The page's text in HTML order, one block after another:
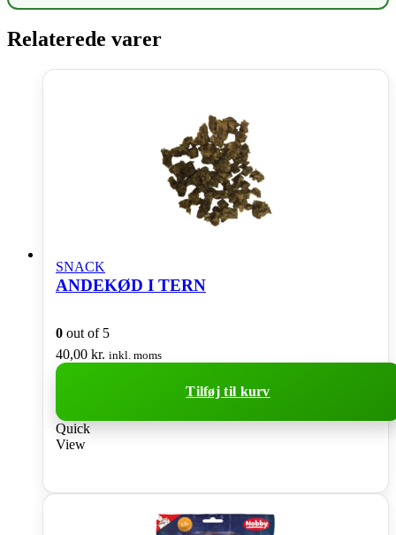
Relaterede varer
SNACK
ANDEKØD I TERN
0 out of 5
40,00 kr. inkl. moms
Tilføj til kurv
Quick
View